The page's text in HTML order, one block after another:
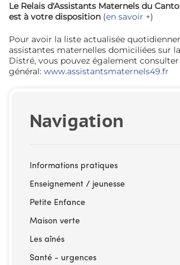
Le Relais d'Assistants Maternels du
est à votre disposition (en savoir +)
Pour avoir la liste actualisée
assistantes maternelles domiciliées sur
Distré, vous pouvez également
général: www.assistantsmaternels49.fr
Navigation
Informations pratiques
Enseignement / jeunesse
Petite Enfance
Maison verte
Les aînés
Santé - urgences